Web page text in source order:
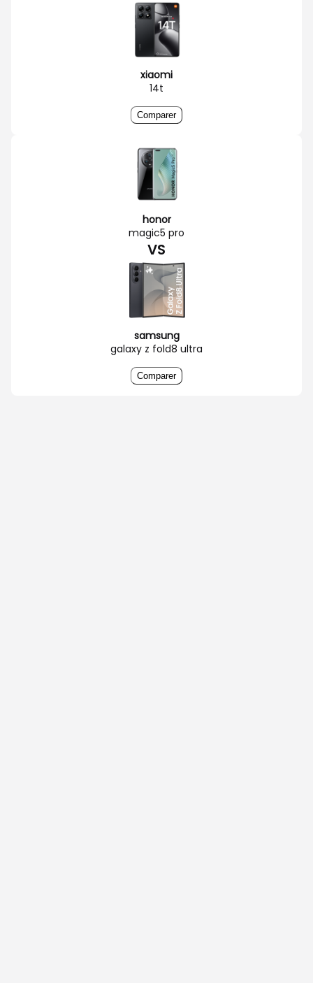
xiaomi
14t
Comparer
honor
magic5 pro
VS
samsung
galaxy z fold8 ultra
Comparer